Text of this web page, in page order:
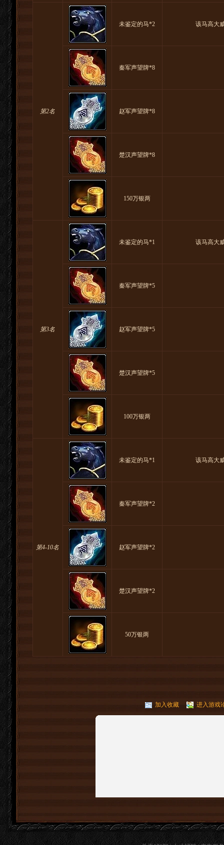
第2名
未鉴定的马*2 该马高大
秦军声望牌*8
赵军声望牌*8
楚汉声望牌*8
150万银两
第3名
未鉴定的马*1 该马高大
秦军声望牌*5
赵军声望牌*5
楚汉声望牌*5
100万银两
第4-10名
未鉴定的马*1 该马高大
秦军声望牌*2
赵军声望牌*2
楚汉声望牌*2
50万银两
加入收藏 进入游戏